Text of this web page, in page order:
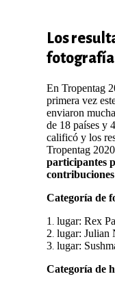
Los
fotografía
En Tropentag
primera vez
enviaron
de 18 países y
calificó y los
Tropentag
participantes
Categoría de
1 lugar: Rex
2 lugar: Julian
3 lugar:
Categoría de